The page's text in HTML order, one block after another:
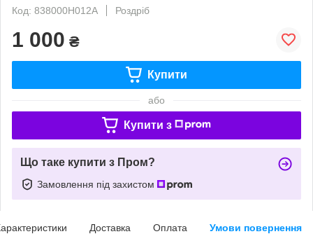
Код: 838000H012A
Роздріб
1 000 ₴
Купити
або
Купити з
Що таке купити з Пром?
Замовлення під захистом
Доставка Оплата Умови повернення